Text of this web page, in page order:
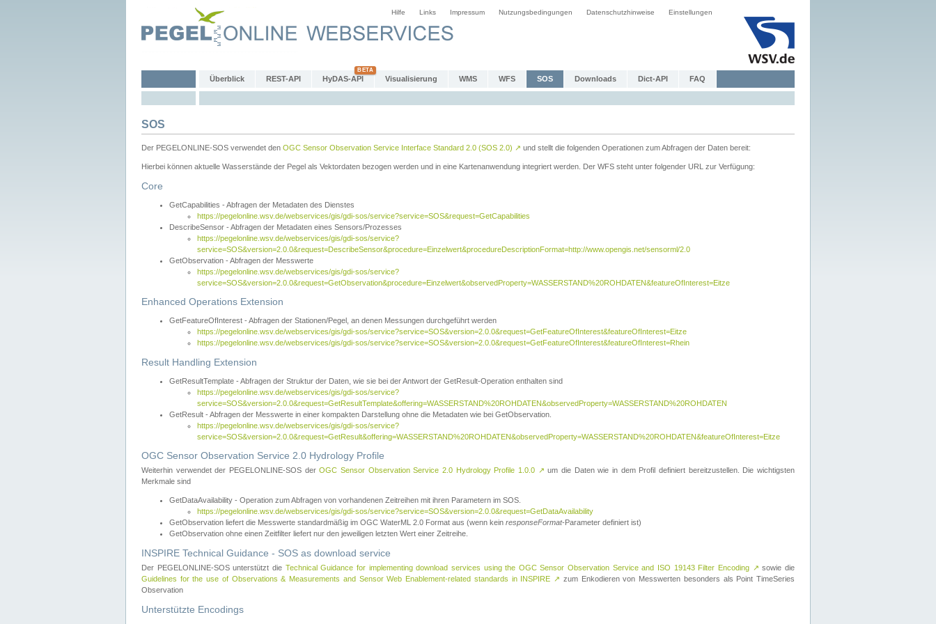
Hilfe Links Impressum Nutzungsbedingungen Datenschutzhinweise Einstellungen
Überblick REST-API HyDAS-API Visualisierung WMS WFS SOS Downloads Dict-API FAQ
SOS
Der PEGELONLINE-SOS verwendet den OGC Sensor Observation Service Interface Standard 2.0 (SOS 2.0) ↗ und stellt die folgenden Operationen zum Abfragen der Daten bereit:
Hierbei können aktuelle Wasserstände der Pegel als Vektordaten bezogen werden und in eine Kartenanwendung integriert werden. Der WFS steht unter folgender URL zur Verfügung:
Core
GetCapabilities - Abfragen der Metadaten des Dienstes
https://pegelonline.wsv.de/webservices/gis/gdi-sos/service?service=SOS&request=GetCapabilities
DescribeSensor - Abfragen der Metadaten eines Sensors/Prozesses
https://pegelonline.wsv.de/webservices/gis/gdi-sos/service?
service=SOS&version=2.0.0&request=DescribeSensor&procedure=Einzelwert&procedureDescriptionFormat=http://www.opengis.net/sensorml/2.0
GetObservation - Abfragen der Messwerte
https://pegelonline.wsv.de/webservices/gis/gdi-sos/service?
service=SOS&version=2.0.0&request=GetObservation&procedure=Einzelwert&observedProperty=WASSERSTAND%20ROHDATEN&featureOfInterest=Eitze
Enhanced Operations Extension
GetFeatureOfInterest - Abfragen der Stationen/Pegel, an denen Messungen durchgeführt werden
https://pegelonline.wsv.de/webservices/gis/gdi-sos/service?service=SOS&version=2.0.0&request=GetFeatureOfInterest&featureOfInterest=Eitze
https://pegelonline.wsv.de/webservices/gis/gdi-sos/service?service=SOS&version=2.0.0&request=GetFeatureOfInterest&featureOfInterest=Rhein
Result Handling Extension
GetResultTemplate - Abfragen der Struktur der Daten, wie sie bei der Antwort der GetResult-Operation enthalten sind
https://pegelonline.wsv.de/webservices/gis/gdi-sos/service?
service=SOS&version=2.0.0&request=GetResultTemplate&offering=WASSERSTAND%20ROHDATEN&observedProperty=WASSERSTAND%20ROHDATEN
GetResult - Abfragen der Messwerte in einer kompakten Darstellung ohne die Metadaten wie bei GetObservation.
https://pegelonline.wsv.de/webservices/gis/gdi-sos/service?
service=SOS&version=2.0.0&request=GetResult&offering=WASSERSTAND%20ROHDATEN&observedProperty=WASSERSTAND%20ROHDATEN&featureOfInterest=Eitze
OGC Sensor Observation Service 2.0 Hydrology Profile
Weiterhin verwendet der PEGELONLINE-SOS derOGC Sensor Observation Service 2.0 Hydrology Profile 1.0.0 ↗ um die Daten wie in dem Profil definiert bereitzustellen. Die wichtigsten
Merkmale sind
GetDataAvailability - Operation zum Abfragen von vorhandenen Zeitreihen mit ihren Parametern im SOS.
https://pegelonline.wsv.de/webservices/gis/gdi-sos/service?service=SOS&version=2.0.0&request=GetDataAvailability
GetObservation liefert die Messwerte standardmäßig im OGC WaterML 2.0 Format aus (wenn kein responseFormat-Parameter definiert ist)
GetObservation ohne einen Zeitfilter liefert nur den jeweiligen letzten Wert einer Zeitreihe.
INSPIRE Technical Guidance - SOS as download service
Der PEGELONLINE-SOS unterstützt die Technical Guidance for implementing download services using the OGC Sensor Observation Service and ISO 19143 Filter Encoding ↗ sowie die
Guidelines for the use of Observations & Measurements and Sensor Web Enablement-related standards in INSPIRE ↗ zum Enkodieren von Messwerten besonders als Point TimeSeries
Observation
Unterstützte Encodings